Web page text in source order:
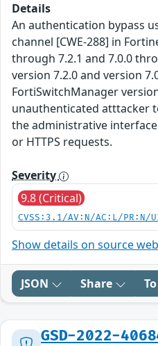
Details
An authentication bypass
channel [CWE-288] in
through 7.2.1 and 7.0.0
version 7.2.0 and version
FortiSwitchManager
unauthenticated atttacker
the administrative
or HTTPS requests.
Severity
9.8 (Critical)
CVSS:3.1/AV:N/AC:L/
Show details on source
JSON Share
GSD-2022-